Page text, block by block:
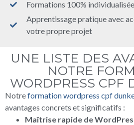
Formations 100%
Apprentissage pratique avec
votre propre projet
UNE LISTE DES
NOTRE
WORDPRESS CPF
Notreformation wordpress cpf
avantages concrets et significatifs :
Maîtrise rapide de